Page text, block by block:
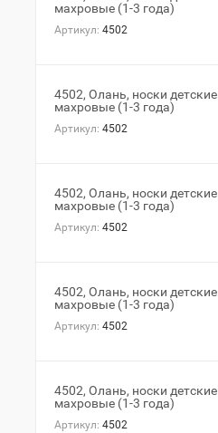
махровые (1-3 года)
Артикул: 4502
4502, Олань, носки детские
махровые (1-3 года)
Артикул: 4502
4502, Олань, носки детские
махровые (1-3 года)
Артикул: 4502
4502, Олань, носки детские
махровые (1-3 года)
Артикул: 4502
4502, Олань, носки детские
махровые (1-3 года)
Артикул: 4502